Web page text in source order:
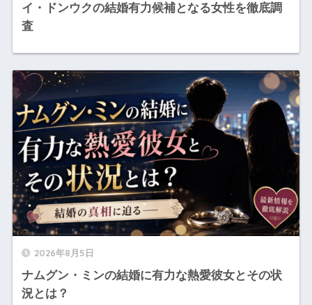
イ・ドンウクの結婚有力候補となる女性を徹底調
査
2026年8月5日
ナムグン・ミンの結婚に有力な熱愛彼女とその状
況とは？